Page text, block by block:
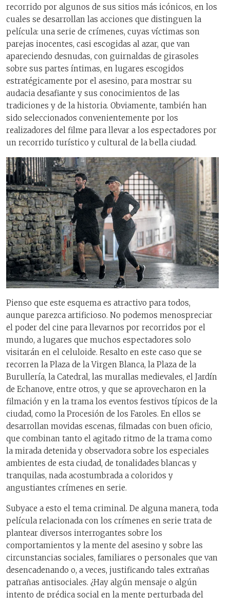
recorrido por algunos de sus sitios más icónicos, en los
cuales se desarrollan las acciones que distinguen la
película: una serie de crímenes, cuyas víctimas son
parejas inocentes, casi escogidas al azar, que van
apareciendo desnudas, con guirnaldas de girasoles
sobre sus partes íntimas, en lugares escogidos
estratégicamente por el asesino, para mostrar su
audacia desafiante y sus conocimientos de las
tradiciones y de la historia. Obviamente, también han
sido seleccionados convenientemente por los
realizadores del filme para llevar a los espectadores por
un recorrido turístico y cultural de la bella ciudad.
Pienso que este esquema es atractivo para todos,
aunque parezca artificioso. No podemos menospreciar
el poder del cine para llevarnos por recorridos por el
mundo, a lugares que muchos espectadores solo
visitarán en el celuloide. Resalto en este caso que se
recorren la Plaza de la Virgen Blanca, la Plaza de la
Burullería, la Catedral, las murallas medievales, el Jardín
de Echanove, entre otros, y que se aprovecharon en la
filmación y en la trama los eventos festivos típicos de la
ciudad, como la Procesión de los Faroles. En ellos se
desarrollan movidas escenas, filmadas con buen oficio,
que combinan tanto el agitado ritmo de la trama como
la mirada detenida y observadora sobre los especiales
ambientes de esta ciudad, de tonalidades blancas y
tranquilas, nada acostumbrada a coloridos y
angustiantes crímenes en serie.
Subyace a esto el tema criminal. De alguna manera, toda
película relacionada con los crímenes en serie trata de
plantear diversos interrogantes sobre los
comportamientos y la mente del asesino y sobre las
circunstancias sociales, familiares o personales que van
desencadenando o, a veces, justificando tales extrañas
patrañas antisociales. ¿Hay algún mensaje o algún
intento de prédica social en la mente perturbada del